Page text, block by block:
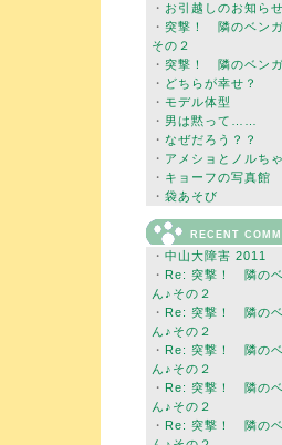
・ お引越しのお知らせ
・ 突撃！ 隣のベン
その２
・ 突撃！ 隣のベン
・ どちらが幸せ？
・ モデル体型
・ 男は黙って……
・ なぜだろう？？
・ アメショとノルち
・ キョーフの写真館
・ 袋あそび
RECENT
・ 中山大障害 2011
・ Re: 突撃！ 隣のベ
ん♪その２
・ Re: 突撃！ 隣のベ
ん♪その２
・ Re: 突撃！ 隣のベ
ん♪その２
・ Re: 突撃！ 隣のベ
ん♪その２
・ Re: 突撃！ 隣のベ